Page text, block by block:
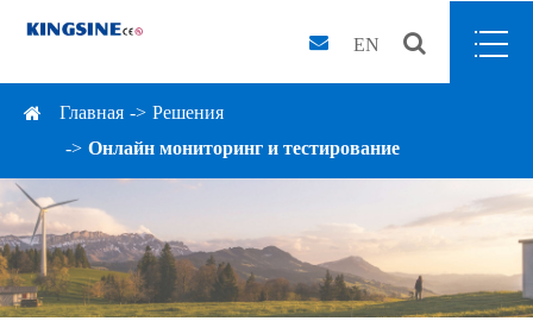
EN
Главная
Решения
Онлайн мониторинг и тестирование